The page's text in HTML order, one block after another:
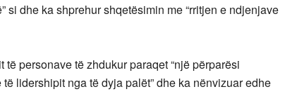
si dhe ka shprehur shqetësimin me “rritjen e ndjenjave
personave të zhdukur paraqet “një përparësi
lidershipit nga të dyja palët” dhe ka nënvizuar edhe